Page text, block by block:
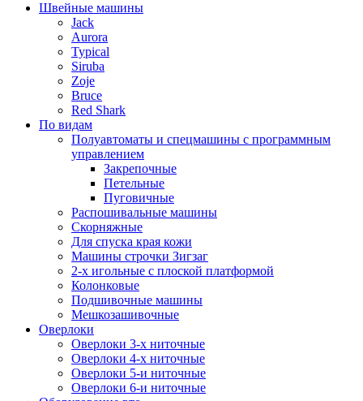
Швейные машины
Jack
Aurora
Typical
Siruba
Zoje
Bruce
Red Shark
По видам
Полуавтоматы и спецмашины с программным
управлением
Закрепочные
Петельные
Пуговичные
Распошивальные машины
Скорняжные
Для спуска края кожи
Машины строчки Зигзаг
2-х игольные с плоской платформой
Колонковые
Подшивочные машины
Мешкозашивочные
Оверлоки
Оверлоки 3-х ниточные
Оверлоки 4-х ниточные
Оверлоки 5-и ниточные
Оверлоки 6-и ниточные